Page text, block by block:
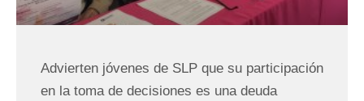
Advierten jóvenes de SLP que su participación
en la toma de decisiones es una deuda